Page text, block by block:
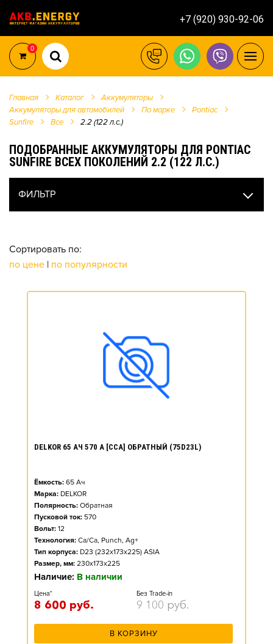
+7 (920) 930-92-06
0
Главная Каталог
Аккумуляторы
Аккумуляторы для автомобилей
По марке
Pontiac
Sunfire
Все 2.2 (122 л.с.)
ПОДОБРАННЫЕ АККУМУЛЯТОРЫ ДЛЯ PONTIAC
SUNFIRE ВСЕХ ПОКОЛЕНИЙ 2.2 (122 Л.С.)
ФИЛЬТР
Сортировать по:
по цене | по популярности
DELKOR 65 АЧ 570 А [CCA] ОБРАТНЫЙ (75D23L)
Ёмкость: 65 Ач
Марка: DELKOR
Полярность: Обратная
Пусковой ток: 570
Вольт: 12
Технология: Ca/Ca, Punch, Ag+
Тип корпуса: D23 (232x173x225) ASIA
Размер, мм: 230x173x225
Наличие: В наличии
Цена*
8 600 руб.
Без Trade-in
9 100 руб.
В КОРЗИНУ